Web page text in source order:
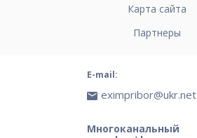
Карта сайта
Партнеры
E-mail:
eximpribor@ukr.net
Многоканальный